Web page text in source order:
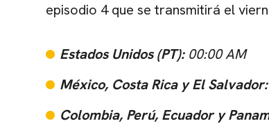
episodio 4 que se transmitirá el
Estados Unidos (PT):00:00 AM
México, Costa Rica y El Salvador:
Colombia, Perú, Ecuador y